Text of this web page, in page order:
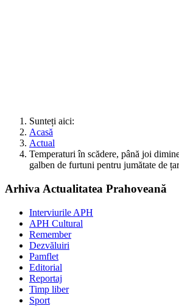
Sunteți aici:
Acasă
Actual
Temperaturi în scădere, până joi
galben de furtuni pentru jumătate de
Arhiva Actualitatea Prahoveană
Interviurile APH
APH Cultural
Remember
Dezvăluiri
Pamflet
Editorial
Reportaj
Timp liber
Sport